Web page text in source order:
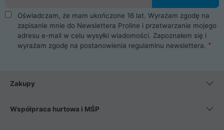
Oświadczam, że mam ukończone 16 lat. Wyrażam zgodę na
zapisanie mnie do Newslettera Proline i przetwarzanie mojego
adresu e-mail w celu wysyłki wiadomości. Zapoznałem się i
wyrażam zgodę na postanowienia regulaminu newslettera.
Zakupy
Współpraca hurtowa i MŚP